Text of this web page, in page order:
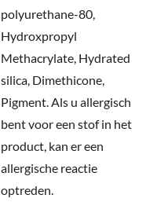
polyurethane-80,
Hydroxpropyl
Methacrylate, Hydrated
silica, Dimethicone,
Pigment. Als u allergisch
bent voor een stof in het
product, kan er een
allergische reactie
optreden.